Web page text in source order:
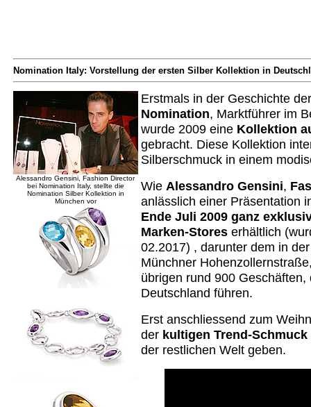
Nomination Italy: Vorstellung der ersten Silber Kollektion in
Alessandro Gensini, Fashion Director
bei Nomination Italy, stellte die
Nomination Silber Kollektion in
München vor
Erstmals in der Geschichte
Nomination, Marktführer im
wurde 2009 eine Kollektion
gebracht. Diese Kollektion
Silberschmuck in einem
Wie Alessandro Gensini,
anlässlich einer Präsentation
Ende Juli 2009 ganz
Marken-Storeserhältlich
02.2017) , darunter dem in
Münchner
übrigen rund 900
Deutschland führen.
Erst anschliessend zum
der kultigen Trend-
der restlichen Welt geben.